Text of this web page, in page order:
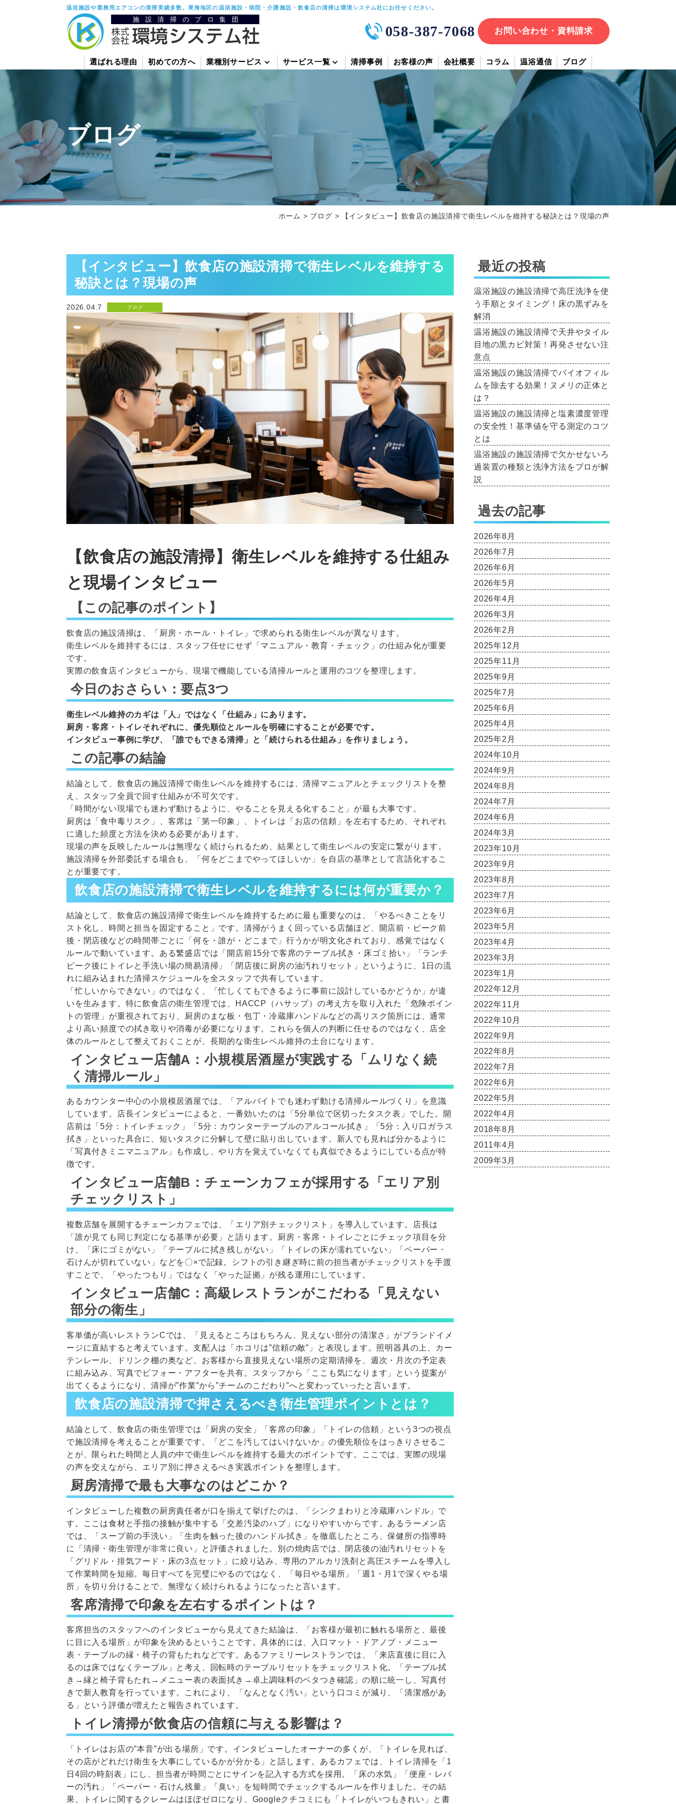
温浴施設や業務用エアコンの清掃実績多数。東海地区の温浴施設・病院・介護施設・飲食店の清掃は環境システム社にお任せください。
058-387-7068 お問い合わせ・資料請求
選ばれる理由 初めての方へ 業種別サービス サービス一覧 清掃事例 お客様の声 会社概要 コラム 温浴通信 ブログ
ブログ
ホーム > ブログ > 【インタビュー】飲食店の施設清掃で衛生レベルを維持する秘訣とは？現場の声
【インタビュー】飲食店の施設清掃で衛生レベルを維持する
秘訣とは？現場の声
2026.04.7 ブログ
【飲食店の施設清掃】衛生レベルを維持する仕組み
と現場インタビュー
【この記事のポイント】
飲食店の施設清掃は、「厨房・ホール・トイレ」で求められる衛生レベルが異なります。
衛生レベルを維持するには、スタッフ任せにせず「マニュアル・教育・チェック」の仕組み化が重要
です。
実際の飲食店インタビューから、現場で機能している清掃ルールと運用のコツを整理します。
今日のおさらい：要点3つ
衛生レベル維持のカギは「人」ではなく「仕組み」にあります。
厨房・客席・トイレそれぞれに、優先順位とルールを明確にすることが必要です。
インタビュー事例に学び、「誰でもできる清掃」と「続けられる仕組み」を作りましょう。
この記事の結論
結論として、飲食店の施設清掃で衛生レベルを維持するには、清掃マニュアルとチェックリストを整
え、スタッフ全員で回す仕組みが不可欠です。
「時間がない現場でも迷わず動けるように、やることを見える化すること」が最も大事です。
厨房は「食中毒リスク」、客席は「第一印象」、トイレは「お店の信頼」を左右するため、それぞれ
に適した頻度と方法を決める必要があります。
現場の声を反映したルールは無理なく続けられるため、結果として衛生レベルの安定に繋がります。
施設清掃を外部委託する場合も、「何をどこまでやってほしいか」を自店の基準として言語化するこ
とが重要です。
飲食店の施設清掃で衛生レベルを維持するには何が重要か？
結論として、飲食店の施設清掃で衛生レベルを維持するために最も重要なのは、「やるべきことをリ
スト化し、時間と担当を固定すること」です。清掃がうまく回っている店舗ほど、開店前・ピーク前
後・閉店後などの時間帯ごとに「何を・誰が・どこまで」行うかが明文化されており、感覚ではなく
ルールで動いています。ある繁盛店では「開店前15分で客席のテーブル拭き・床ゴミ拾い」「ランチ
ピーク後にトイレと手洗い場の簡易清掃」「閉店後に厨房の油汚れリセット」というように、1日の流
れに組み込まれた清掃スケジュールを全スタッフで共有しています。
「忙しいからできない」のではなく、「忙しくてもできるように事前に設計しているかどうか」が違
いを生みます。特に飲食店の衛生管理では、HACCP（ハサップ）の考え方を取り入れた「危険ポイン
トの管理」が重視されており、厨房のまな板・包丁・冷蔵庫ハンドルなどの高リスク箇所には、通常
より高い頻度での拭き取りや消毒が必要になります。これらを個人の判断に任せるのではなく、店全
体のルールとして整えておくことが、長期的な衛生レベル維持の土台になります。
インタビュー店舗A：小規模居酒屋が実践する「ムリなく続
く清掃ルール」
あるカウンター中心の小規模居酒屋では、「アルバイトでも迷わず動ける清掃ルールづくり」を意識
しています。店長インタビューによると、一番効いたのは「5分単位で区切ったタスク表」でした。開
店前は「5分：トイレチェック」「5分：カウンターテーブルのアルコール拭き」「5分：入り口ガラス
拭き」といった具合に、短いタスクに分解して壁に貼り出しています。新人でも見れば分かるように
「写真付きミニマニュアル」も作成し、やり方を覚えていなくても真似できるようにしている点が特
徴です。
インタビュー店舗B：チェーンカフェが採用する「エリア別
チェックリスト」
複数店舗を展開するチェーンカフェでは、「エリア別チェックリスト」を導入しています。店長は
「誰が見ても同じ判定になる基準が必要」と語ります。厨房・客席・トイレごとにチェック項目を分
け、「床にゴミがない」「テーブルに拭き残しがない」「トイレの床が濡れていない」「ペーパー・
石けんが切れていない」などを〇×で記録。シフトの引き継ぎ時に前の担当者がチェックリストを手渡
すことで、「やったつもり」ではなく「やった証拠」が残る運用にしています。
インタビュー店舗C：高級レストランがこだわる「見えない
部分の衛生」
客単価が高いレストランCでは、「見えるところはもちろん、見えない部分の清潔さ」がブランドイメ
ージに直結すると考えています。支配人は「ホコリは”信頼の敵”」と表現します。照明器具の上、カー
テンレール、ドリンク棚の奥など、お客様から直接見えない場所の定期清掃を、週次・月次の予定表
に組み込み、写真でビフォー・アフターを共有。スタッフから「ここも気になります」という提案が
出てくるようになり、清掃が”作業”から”チームのこだわり”へと変わっていったと言います。
飲食店の施設清掃で押さえるべき衛生管理ポイントとは？
結論として、飲食店の衛生管理では「厨房の安全」「客席の印象」「トイレの信頼」という3つの視点
で施設清掃を考えることが重要です。「どこを汚してはいけないか」の優先順位をはっきりさせるこ
とが、限られた時間と人員の中で衛生レベルを維持する最大のポイントです。ここでは、実際の現場
の声を交えながら、エリア別に押さえるべき実践ポイントを整理します。
厨房清掃で最も大事なのはどこか？
インタビューした複数の厨房責任者が口を揃えて挙げたのは、「シンクまわりと冷蔵庫ハンドル」で
す。ここは食材と手指の接触が集中する「交差汚染のハブ」になりやすいからです。あるラーメン店
では、「スープ前の手洗い」「生肉を触った後のハンドル拭き」を徹底したところ、保健所の指導時
に「清掃・衛生管理が非常に良い」と評価されました。別の焼肉店では、閉店後の油汚れリセットを
「グリドル・排気フード・床の3点セット」に絞り込み、専用のアルカリ洗剤と高圧スチームを導入し
て作業時間を短縮。毎日すべてを完璧にやるのではなく、「毎日やる場所」「週1・月1で深くやる場
所」を切り分けることで、無理なく続けられるようになったと言います。
客席清掃で印象を左右するポイントは？
客席担当のスタッフへのインタビューから見えてきた結論は、「お客様が最初に触れる場所と、最後
に目に入る場所」が印象を決めるということです。具体的には、入口マット・ドアノブ・メニュー
表・テーブルの縁・椅子の背もたれなどです。あるファミリーレストランでは、「来店直後に目に入
るのは床ではなくテーブル」と考え、回転時のテーブルリセットをチェックリスト化。「テーブル拭
き→縁と椅子背もたれ→メニュー表の表面拭き→卓上調味料のベタつき確認」の順に統一し、写真付
きで新人教育を行っています。これにより、「なんとなく汚い」という口コミが減り、「清潔感があ
る」という評価が増えたと報告されています。
トイレ清掃が飲食店の信頼に与える影響は？
「トイレはお店の”本音”が出る場所」です。インタビューしたオーナーの多くが、「トイレを見れば、
その店がどれだけ衛生を大事にしているかが分かる」と話します。あるカフェでは、トイレ清掃を「1
日4回の時刻表」にし、担当者が時間ごとにサインを記入する方式を採用。「床の水気」「便座・レバ
ーの汚れ」「ペーパー・石けん残量」「臭い」を短時間でチェックするルールを作りました。その結
果、トイレに関するクレームはほぼゼロになり、Googleクチコミにも「トイレがいつもきれい」と書
最近の投稿
温浴施設の施設清掃で高圧洗浄を使
う手順とタイミング！床の黒ずみを
解消
温浴施設の施設清掃で天井やタイル
目地の黒カビ対策！再発させない注
意点
温浴施設の施設清掃でバイオフィル
ムを除去する効果！ヌメリの正体と
は？
温浴施設の施設清掃と塩素濃度管理
の安全性！基準値を守る測定のコツ
とは
温浴施設の施設清掃で欠かせないろ
過装置の種類と洗浄方法をプロが解
説
過去の記事
2026年8月
2026年7月
2026年6月
2026年5月
2026年4月
2026年3月
2026年2月
2025年12月
2025年11月
2025年9月
2025年7月
2025年6月
2025年4月
2025年2月
2024年10月
2024年9月
2024年8月
2024年7月
2024年6月
2024年3月
2023年10月
2023年9月
2023年8月
2023年7月
2023年6月
2023年5月
2023年4月
2023年3月
2023年1月
2022年12月
2022年11月
2022年10月
2022年9月
2022年8月
2022年7月
2022年6月
2022年5月
2022年4月
2018年8月
2011年4月
2009年3月